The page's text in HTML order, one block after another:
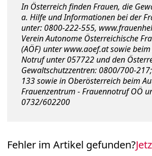
In Österreich finden Frauen, die
a. Hilfe und Informationen bei der
unter: 0800-222-555,
Verein Autonome Österreichische
(AÖF) unterwww.aoef.atsowie beim
Notruf unter 057722 und den
Gewaltschutzzentren: 0800/700-
133 sowie in Oberösterreich beim
Frauenzentrum - Frauennotruf OÖ
0732/602200
Fehler im Artikel gefunden?